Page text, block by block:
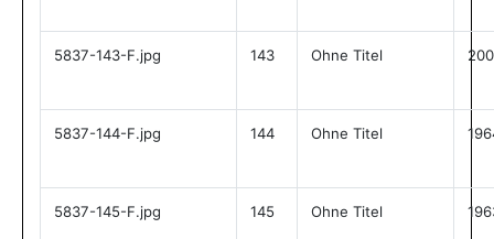
5837-143-F.jpg 143 Ohne Titel
5837-144-F.jpg 144 Ohne Titel
5837-145-F.jpg 145 Ohne Titel